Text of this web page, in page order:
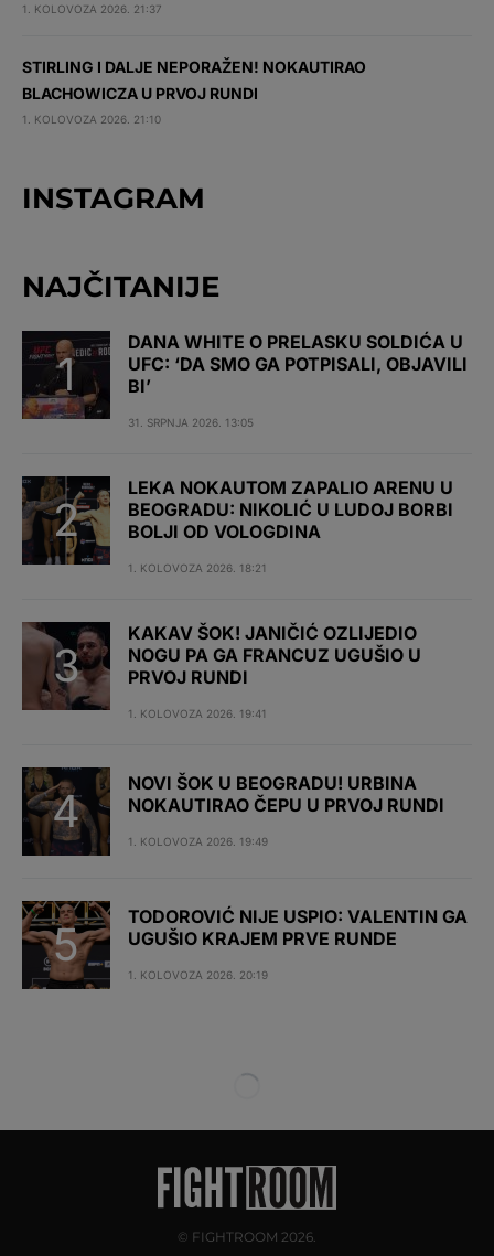
1. KOLOVOZA 2026. 21:37
STIRLING I DALJE NEPORAŽEN! NOKAUTIRAO
BLACHOWICZA U PRVOJ RUNDI
1. KOLOVOZA 2026. 21:10
INSTAGRAM
NAJČITANIJE
DANA WHITE O PRELASKU SOLDIĆA U
UFC: ‘DA SMO GA POTPISALI, OBJAVILI
BI’
31. SRPNJA 2026. 13:05
LEKA NOKAUTOM ZAPALIO ARENU U
BEOGRADU: NIKOLIĆ U LUDOJ BORBI
BOLJI OD VOLOGDINA
1. KOLOVOZA 2026. 18:21
KAKAV ŠOK! JANIČIĆ OZLIJEDIO
NOGU PA GA FRANCUZ UGUŠIO U
PRVOJ RUNDI
1. KOLOVOZA 2026. 19:41
NOVI ŠOK U BEOGRADU! URBINA
NOKAUTIRAO ČEPU U PRVOJ RUNDI
1. KOLOVOZA 2026. 19:49
TODOROVIĆ NIJE USPIO: VALENTIN GA
UGUŠIO KRAJEM PRVE RUNDE
1. KOLOVOZA 2026. 20:19
© FIGHTROOM 2026.